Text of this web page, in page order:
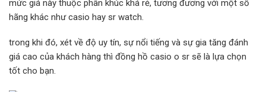
mức giá này thuộc phân khúc khá rẻ, tương đương với một số
hãng khác như casio hay sr watch.
trong khi đó, xét về độ uy tín, sự nổi tiếng và sự gia tăng đánh
giá cao của khách hàng thì đồng hồ casio o sr sẽ là lựa chọn
tốt cho bạn.